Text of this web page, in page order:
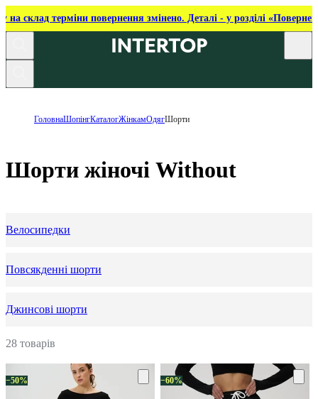
на склад терміни повернення змінено. Деталі - у розділі
ГоловнаШопінгКаталогЖінкамОдягШорти
Шорти жіночі Without
Велосипедки
Повсякденні шорти
Джинсові шорти
28 товарів
−50% −60%